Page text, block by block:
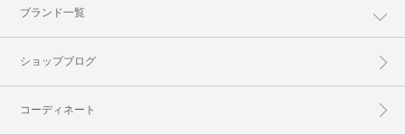
ブランド一覧
ショップブログ
コーディネート